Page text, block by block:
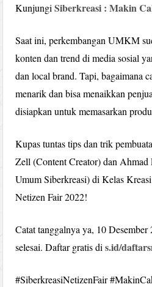
KunjungiSiberkreasi : Makin
Saat ini, perkembangan UMKM
konten dan trend di media sosial
dan local brand. Tapi, bagaimana
menarik dan bisa menaikkan
disiapkan untuk memasarkan
Kupas tuntas tips dan trik
Zell (Content Creator) dan
Umum Siberkreasi) di Kelas
Netizen Fair 2022!
Catat tanggalnya ya, 10
selesai. Daftar gratis dis.id/
#SiberkreasiNetizenFair